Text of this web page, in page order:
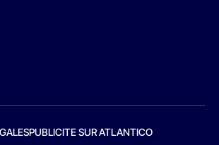
PUBLICITE SUR ATLANTICO